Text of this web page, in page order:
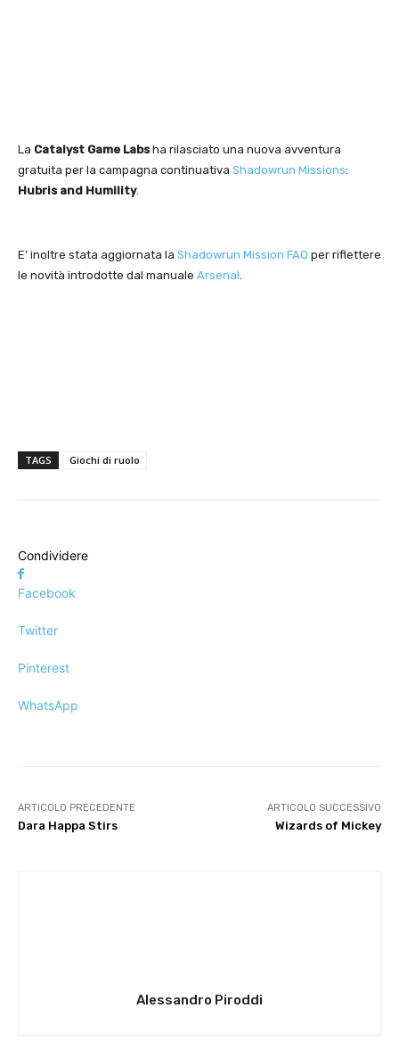
La Catalyst Game Labsha rilasciato una nuova avventura
gratuita per la campagna continuativa Shadowrun Missions:
Hubris and Humility.
E’ inoltre stata aggiornata la Shadowrun Mission FAQ per riflettere
le novità introdotte dal manuale Arsenal.
TAGS Giochi di ruolo
Condividere
Facebook
Twitter
Pinterest
WhatsApp
ARTICOLO PRECEDENTE
Dara Happa Stirs
ARTICOLO SUCCESSIVO
Wizards of Mickey
Alessandro Piroddi